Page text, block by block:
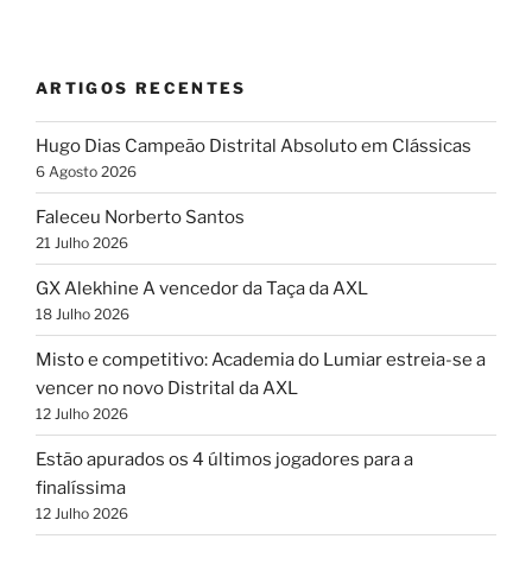
ARTIGOS RECENTES
Hugo Dias Campeão Distrital Absoluto em Clássicas
6 Agosto 2026
Faleceu Norberto Santos
21 Julho 2026
GX Alekhine A vencedor da Taça da AXL
18 Julho 2026
Misto e competitivo: Academia do Lumiar estreia-se a
vencer no novo Distrital da AXL
12 Julho 2026
Estão apurados os 4 últimos jogadores para a
finalíssima
12 Julho 2026